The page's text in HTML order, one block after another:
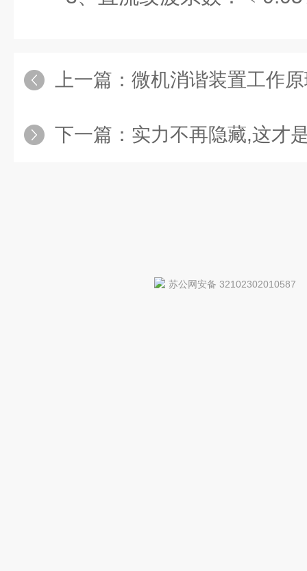
上一篇： 微机消谐装置工作
下一篇： 实力不再隐藏,这才是氧
苏公网安备 32102302010587